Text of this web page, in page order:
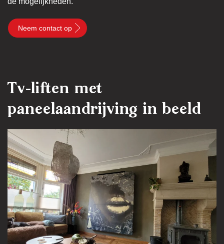
Neem contact op
Tv-liften met
paneelaandrijving in beeld